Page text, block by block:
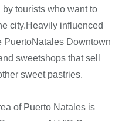
tourists who want to
city.Heavily influenced
PuertoNatales Downtown
sweetshops that sell
sweet pastries.
of Puerto Natales is